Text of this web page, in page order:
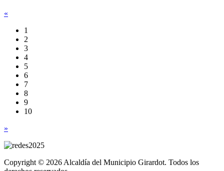
«
1
2
3
4
5
6
7
8
9
10
»
Copyright © 2026 Alcaldía del Municipio Girardot. Todos los